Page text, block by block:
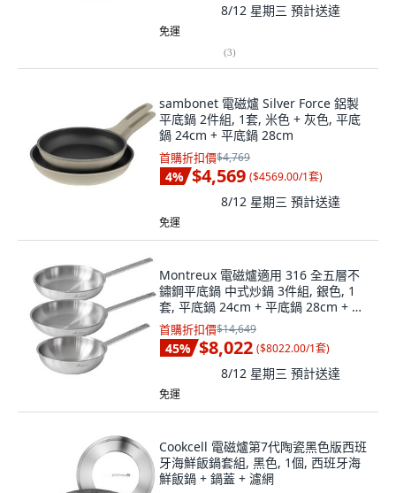
8/12 星期三 預計送達
免運
(3)
sambonet 電磁爐 Silver Force 鋁製
平底鍋 2件組, 1套, 米色 + 灰色, 平底
鍋 24cm + 平底鍋 28cm
首購折扣價$4,769
4% $4,569 ($4569.00/1套)
8/12 星期三 預計送達
免運
Montreux 電磁爐適用 316 全五層不
鏽鋼平底鍋 中式炒鍋 3件組, 銀色, 1
套, 平底鍋 24cm + 平底鍋 28cm + 中
式炒鍋 24cm
首購折扣價$14,649
45% $8,022 ($8022.00/1套)
8/12 星期三 預計送達
免運
Cookcell 電磁爐第7代陶瓷黑色版西班
牙海鮮飯鍋套組, 黑色, 1個, 西班牙海
鮮飯鍋 + 鍋蓋 + 濾網